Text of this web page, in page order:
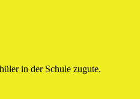
in der Schule zugute.